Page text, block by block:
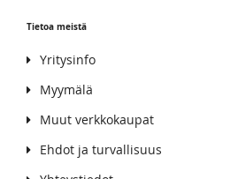
Tietoa meistä
Yritysinfo
Myymälä
Muut verkkokaupat
Ehdot ja turvallisuus